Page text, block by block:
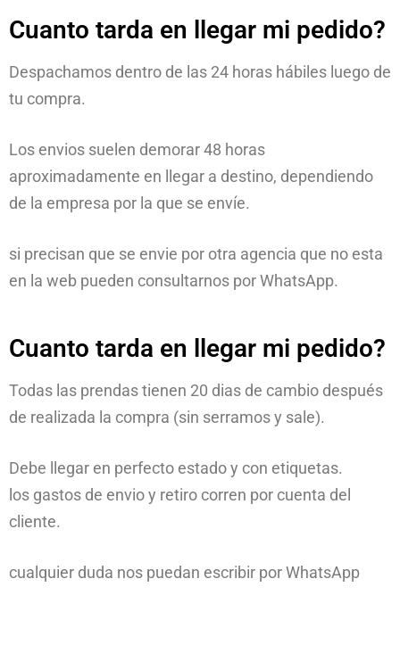
Cuanto tarda en llegar mi pedido?
Despachamos dentro de las 24 horas hábiles luego de
tu compra.
Los envios suelen demorar 48 horas
aproximadamente en llegar a destino, dependiendo
de la empresa por la que se envíe.
si precisan que se envie por otra agencia que no esta
en la web pueden consultarnos por WhatsApp.
Cuanto tarda en llegar mi pedido?
Todas las prendas tienen 20 dias de cambio después
de realizada la compra (sin serramos y sale).
Debe llegar en perfecto estado y con etiquetas.
los gastos de envio y retiro corren por cuenta del
cliente.
cualquier duda nos puedan escribir por WhatsApp